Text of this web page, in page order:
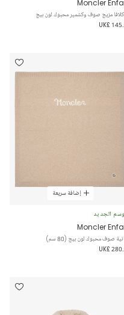
Moncler
مزيج صوف وكشمير محبوك لون بيج
UK£
إضافة سريعة
الجديد
Moncler
صوف محبوك لون بيج (80 سم)
UK£